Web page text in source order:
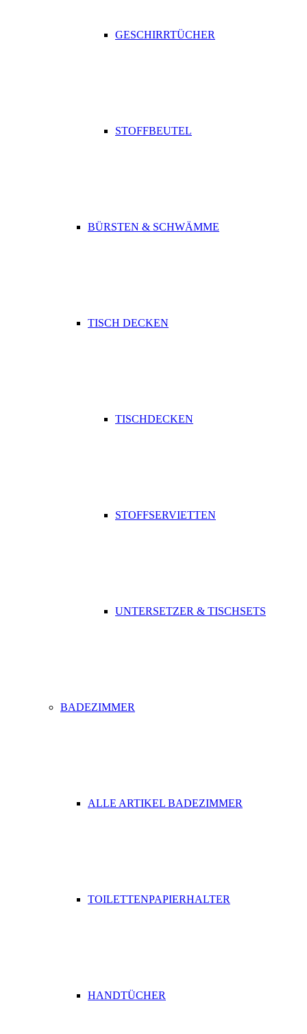
GESCHIRRTÜCHER
STOFFBEUTEL
BÜRSTEN & SCHWÄMME
TISCH DECKEN
TISCHDECKEN
STOFFSERVIETTEN
UNTERSETZER & TISCHSETS
BADEZIMMER
ALLE ARTIKEL BADEZIMMER
TOILETTENPAPIERHALTER
HANDTÜCHER